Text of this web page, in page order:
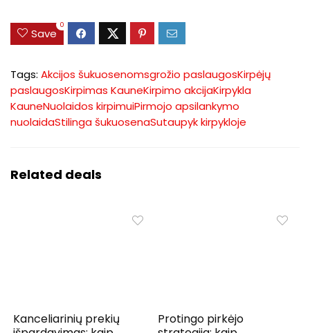
Save
0
Tags: Akcijos šukuosenomsgrožio paslaugosKirpėjų
paslaugosKirpimas KauneKirpimo akcijaKirpykla
KauneNuolaidos kirpimuiPirmojo apsilankymo
nuolaidaStilinga šukuosenaSutaupyk kirpykloje
Related deals
Kanceliarinių prekių
Protingo pirkėjo